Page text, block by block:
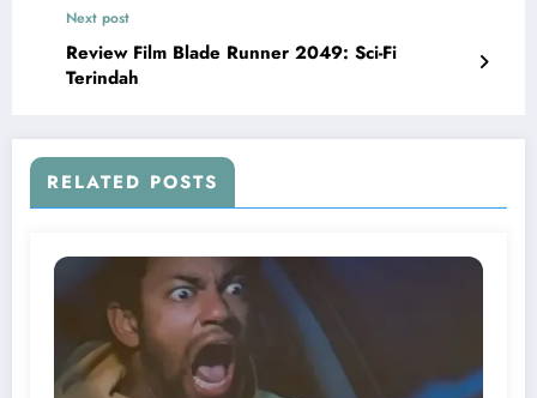
Next post
Review Film Blade Runner 2049: Sci-Fi
Terindah
RELATED POSTS